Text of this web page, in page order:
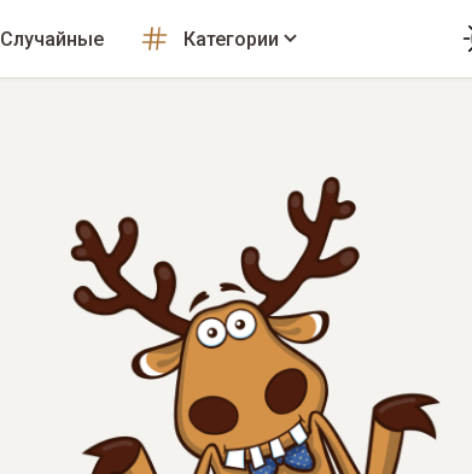
Случайные Категории